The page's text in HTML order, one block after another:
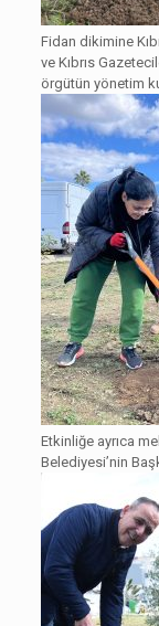
Fidan dikimine
ve Kıbrıs
örgütün yönetim
Etkinliğe ayrıca
Belediyesi’nin